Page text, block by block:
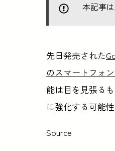
本記事
先日発売された
のスマートフォ
能は目を見張る
に強化する可能
Source